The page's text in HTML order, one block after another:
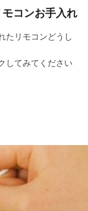
コンお手入れ
たリモコンどうし
してみてください